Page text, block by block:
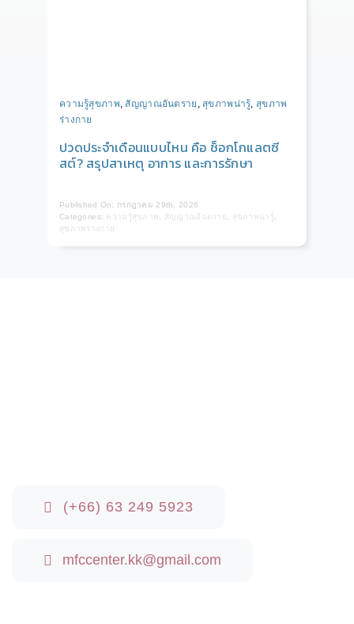
ความรู้สุขภาพ, สัญญาณอันตราย , สุขภาพน่ารู้, สุขภาพ
ร่างกาย
ปวดประจำเดือนแบบไหน คือ ช็อกโกแลตซี
สต์? สรุปสาเหตุ อาการ และการรักษา
Published On: กรกฎาคม 29th, 2026
Categories: ความรู้สุขภาพ, สัญญาณอันตราย, สุขภาพน่ารู้ ,
สุขภาพร่างกาย
(+66) 63 249 5923‬‬
mfccenter.kk@gmail.com